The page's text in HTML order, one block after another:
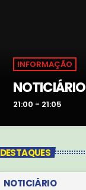
INFORMAÇÃO
NOTICIÁRIO
21:00 - 21:05
DESTAQUES
NOTICIÁRIO